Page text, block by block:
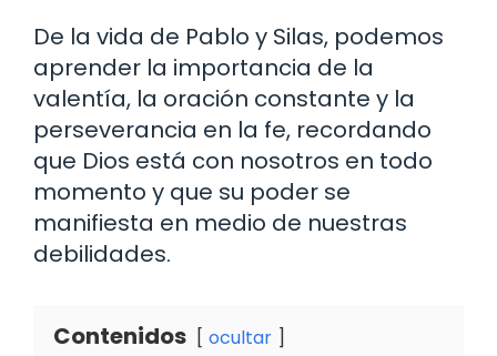
De la vida de Pablo y Silas, podemos
aprender la importancia de la
valentía, la oración constante y la
perseverancia en la fe, recordando
que Dios está con nosotros en todo
momento y que su poder se
manifiesta en medio de nuestras
debilidades.
Contenidos ocultar